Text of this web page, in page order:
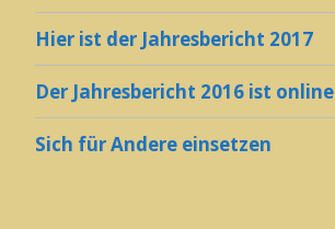
Hier ist der Jahresbericht 2017
Der Jahresbericht 2016 ist online
Sich für Andere einsetzen